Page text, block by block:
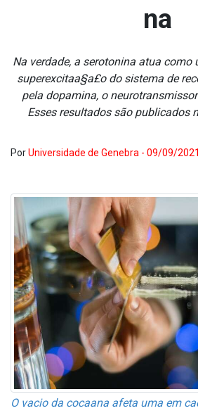
na
Na verdade, a serotonina atua como
superexcitaa§a£o do sistema de
pela dopamina, o
Esses resultados são publicados
PorUniversidade de Genebra - 09/09/2021
O va­cio da cocaa­na afeta uma em